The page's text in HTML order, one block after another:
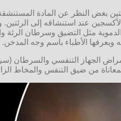
بغض النظر عن المادة
عند استنشاقه إلى
مثل التضيق وسرطان الرئة
ويعرفها الأطباء باسم وجه المدخن.
الجهاز التنفسي والسرطان
من ضيق التنفس والمخاط